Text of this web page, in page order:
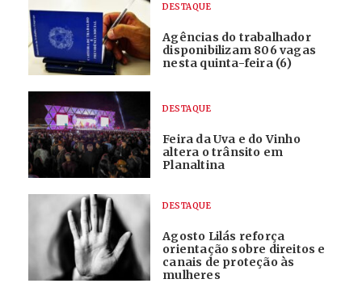
DESTAQUE
Agências do trabalhador
disponibilizam 806 vagas
nesta quinta-feira (6)
DESTAQUE
Feira da Uva e do Vinho
altera o trânsito em
Planaltina
DESTAQUE
Agosto Lilás reforça
orientação sobre direitos e
canais de proteção às
mulheres